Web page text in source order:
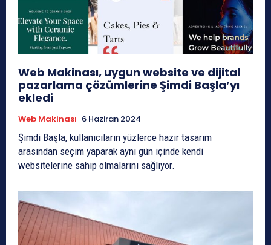
Web Makinası, uygun website ve dijital
pazarlama çözümlerine Şimdi Başla’yı
ekledi
Web Makinası 6 Haziran 2024
Şimdi Başla, kullanıcıların yüzlerce hazır tasarım
arasından seçim yaparak aynı gün içinde kendi
websitelerine sahip olmalarını sağlıyor.